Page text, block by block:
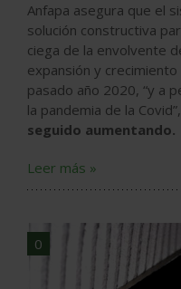
Anfapa asegura que el
solución constructiva
ciega de la envolvente
expansión y
pasado año 2020, “y a
la pandemia de la Covid”,
seguido aumentando.
Leer más »
0